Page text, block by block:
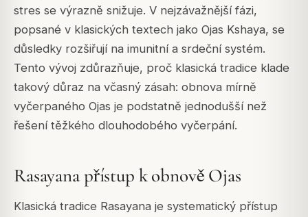
stres se výrazně snižuje. V nejzávažnější fázi,
popsané v klasických textech jako Ojas Kshaya, se
důsledky rozšiřují na imunitní a srdeční systém.
Tento vývoj zdůrazňuje, proč klasická tradice klade
takový důraz na včasný zásah: obnova mírně
vyčerpaného Ojas je podstatně jednodušší než
řešení těžkého dlouhodobého vyčerpání.
Rasayana přístup k obnově Ojas
Klasická tradice Rasayana je systematický přístup